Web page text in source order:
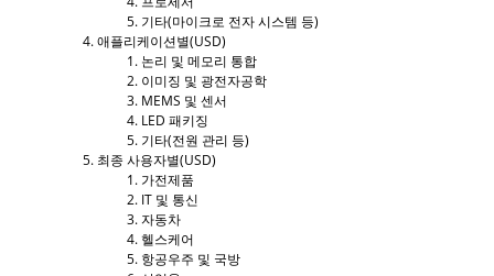
기타(마이크로 전자 시스템 등)
애플리케이션별(USD)
논리 및 메모리 통합
이미징 및 광전자공학
MEMS 및 센서
LED 패키징
기타(전원 관리 등)
최종 사용자별(USD)
가전제품
IT 및 통신
자동차
헬스케어
항공우주 및 국방